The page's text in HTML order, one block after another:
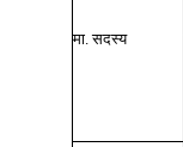
मा. सदस्य